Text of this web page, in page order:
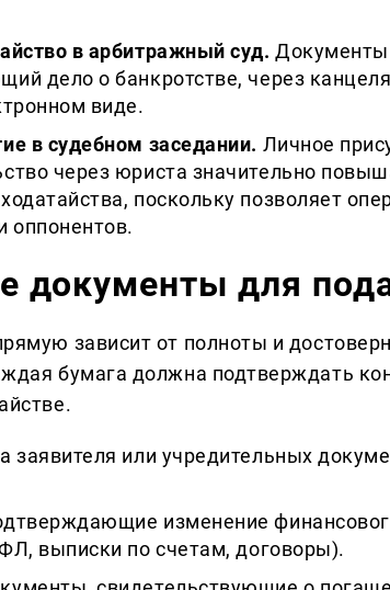
в арбитражный суд. Документы
дело о банкротстве, через
виде.
в судебном заседании. Личное
через юриста значительно
поскольку позволяет
оппонентов.
документы для
зависит от полноты и
бумага должна подтверждать
заявителя или учредительных
изменение
выписки по счетам, договоры).